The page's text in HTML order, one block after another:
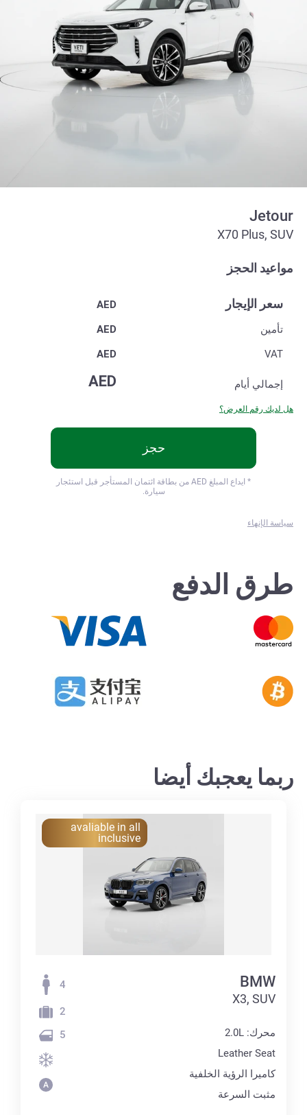
Jetour
X70 Plus, SUV
مواعيد الحجز
سعر الإيجار
AED
تأمين
AED
VAT
AED
إجمالي أيام AED
هل لديك رقم العرض؟
سياسة الإنهاء
حجز
* ايداع المبلغ
AED من بطاقة ائتمان المستأجر قبل استئجار
سيارة.
طرق الدفع
ربما يعجبك أيضا
avaliable in all
inclusive
BMW
X3, SUV
محرك: 2.0L
Leather Seat
كاميرا الرؤية الخلفية
مثبت السرعة
4
2
5